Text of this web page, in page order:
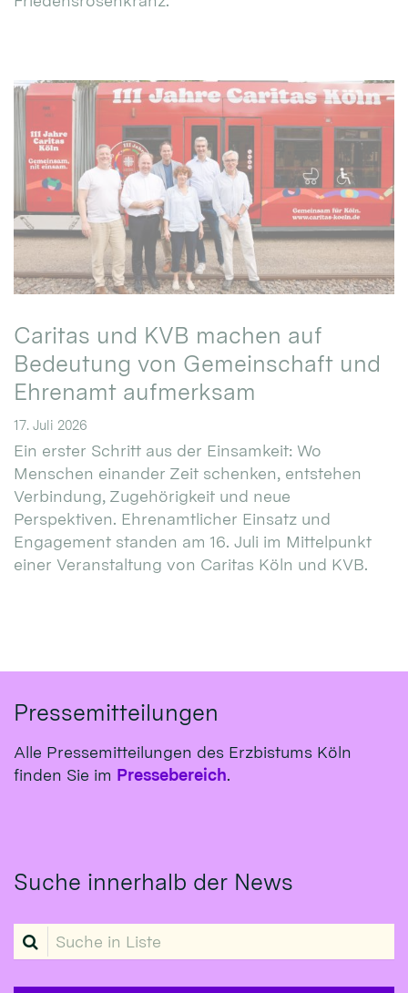
Caritas und KVB machen auf
Bedeutung von Gemeinschaft und
Ehrenamt aufmerksam
17. Juli 2026
Ein erster Schritt aus der Einsamkeit: Wo
Menschen einander Zeit schenken, entstehen
Verbindung, Zugehörigkeit und neue
Perspektiven. Ehrenamtlicher Einsatz und
Engagement standen am 16. Juli im Mittelpunkt
einer Veranstaltung von Caritas Köln und KVB.
Pressemitteilungen
Alle Pressemitteilungen des Erzbistums Köln
finden Sie im Pressebereich.
Suche innerhalb der News
Suche in Liste